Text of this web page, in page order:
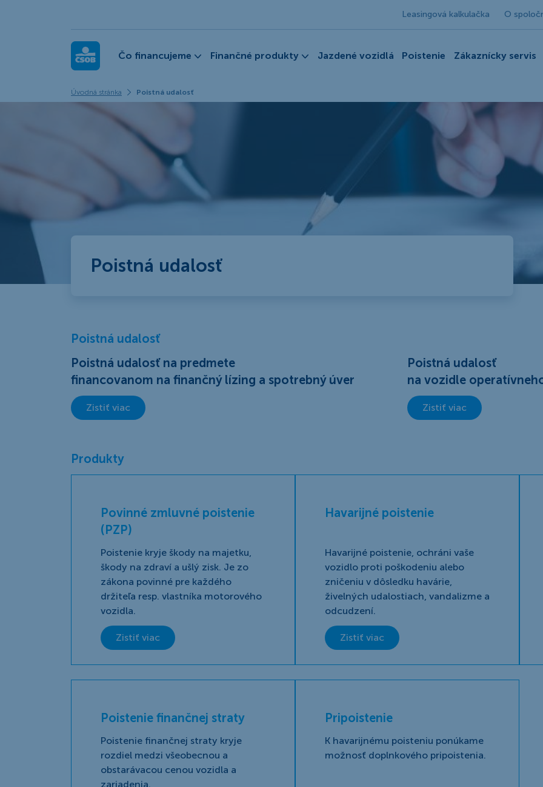
ČSOB Leasing
Čo financujeme Finančné produkty Jazdené vozidlá Poistenie Zákaznícky servis
Leasingová kalkulačka O
Úvodná stránka Poistná udalosť
Poistná udalosť
Poistná udalosť
Poistná udalosť na predmete
financovanom na finančný lízing a spotrebný úver
Zistiť viac
Poistná udalosť
na vozidle
Zistiť viac
Produkty
Povinné zmluvné poistenie
(PZP)
Poistenie kryje škody na majetku,
škody na zdraví a ušlý zisk. Je zo
zákona povinné pre každého
držiteľa resp. vlastníka motorového
vozidla.
Zistiť viac
Havarijné poistenie
Havarijné poistenie, ochráni vaše
vozidlo proti poškodeniu alebo
zničeniu v dôsledku havárie,
živelných udalostiach, vandalizme a
odcudzení.
Zistiť viac
Poistenie finančnej straty
Poistenie finančnej straty kryje
rozdiel medzi všeobecnou a
obstarávacou cenou vozidla a
zariadenia.
Pripoistenie
K havarijnému poisteniu ponúkame
možnosť doplnkového pripoistenia.